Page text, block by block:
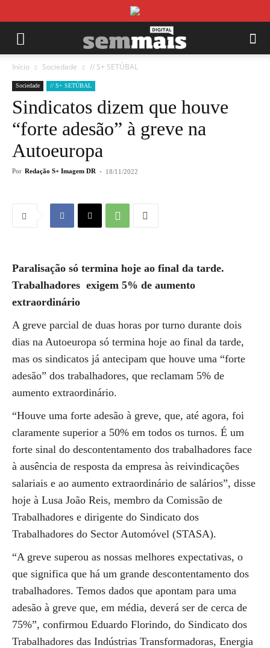
Início Sociedade // S+ SETÚBAL
Sociedade // S+ SETÚBAL
Sindicatos dizem que houve
“forte adesão” à greve na
Autoeuropa
Por Redação S+ Imagem DR - 18/11/2022
Paralisação só termina hoje ao final da tarde.
Trabalhadores exigem 5% de aumento
extraordinário
A greve parcial de duas horas por turno durante dois
dias na Autoeuropa só termina hoje ao final da tarde,
mas os sindicatos já antecipam que houve uma “forte
adesão” dos trabalhadores, que reclamam 5% de
aumento extraordinário.
“Houve uma forte adesão à greve, que, até agora, foi
claramente superior a 50% em todos os turnos. É um
forte sinal do descontentamento dos trabalhadores face
à ausência de resposta da empresa às reivindicações
salariais e ao aumento extraordinário de salários”, disse
hoje à Lusa João Reis, membro da Comissão de
Trabalhadores e dirigente do Sindicato dos
Trabalhadores do Sector Automóvel (STASA).
“A greve superou as nossas melhores expectativas, o
que significa que há um grande descontentamento dos
trabalhadores. Temos dados que apontam para uma
adesão à greve que, em média, deverá ser de cerca de
75%”, confirmou Eduardo Florindo, do Sindicato dos
Trabalhadores das Indústrias Transformadoras, Energia